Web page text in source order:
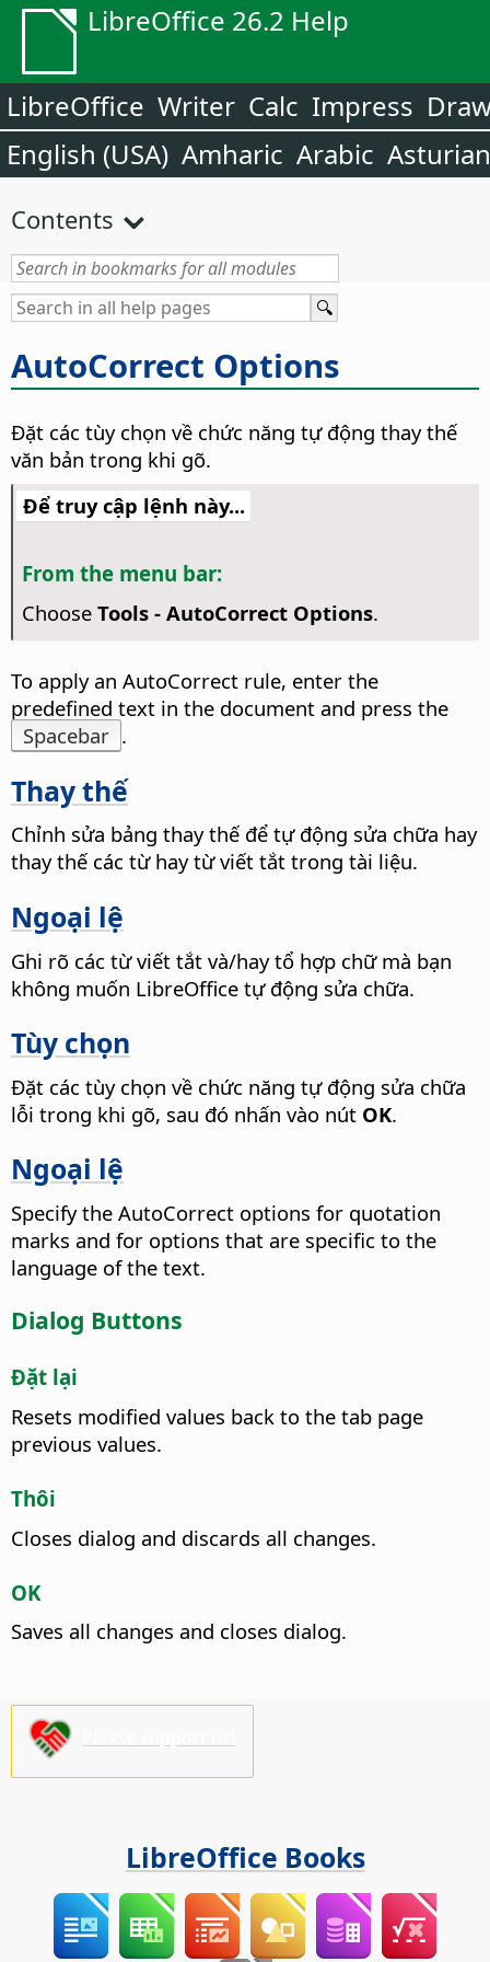
LibreOffice 26.2 Help
LibreOffice Writer Calc Impress
English (USA) Amharic Arabic Asturian
Contents
AutoCorrect Options
Đặt các tùy chọn về chức năng tự động thay thế
văn bản trong khi gõ.
Để truy cập lệnh này...
From the menu bar:
Choose Tools - AutoCorrect Options.
To apply an AutoCorrect rule, enter the
predefined text in the document and press the
Spacebar .
Thay thế
Chỉnh sửa bảng thay thế để tự động sửa chữa hay
thay thế các từ hay từ viết tắt trong tài liệu.
Ngoại lệ
Ghi rõ các từ viết tắt và/hay tổ hợp chữ mà bạn
không muốn LibreOffice tự động sửa chữa.
Tùy chọn
Đặt các tùy chọn về chức năng tự động sửa chữa
lỗi trong khi gõ, sau đó nhấn vào nút OK.
Ngoại lệ
Specify the AutoCorrect options for quotation
marks and for options that are specific to the
language of the text.
Dialog Buttons
Đặt lại
Resets modified values back to the tab page
previous values.
Thôi
Closes dialog and discards all changes.
OK
Saves all changes and closes dialog.
LibreOffice Books